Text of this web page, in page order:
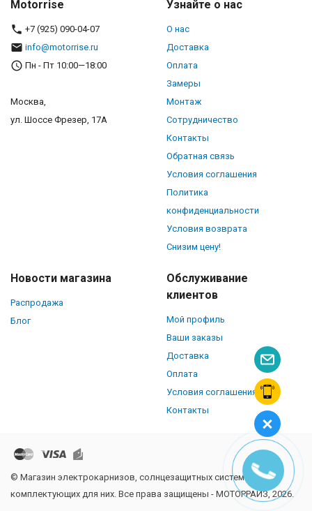
Motorrise
+7 (925) 090-04-07
info@motorrise.ru
Пн - Пт 10:00—18:00
Москва,
ул. Шоссе Фрезер, 17А
Узнайте о нас
О нас
Доставка
Оплата
Замеры
Монтаж
Сотрудничество
Контакты
Обратная связь
Условия соглашения
Политика
конфиденциальности
Условия возврата
Снизим цену!
Новости магазина
Распродажа
Блог
Обслуживание
клиентов
Мой профиль
Ваши заказы
Доставка
Оплата
Условия соглашения
Контакты
© Магазин электрокарнизов, солнцезащитных систем и
комплектующих для них. Все права защищены - МОТОРРАЙЗ, 2026.